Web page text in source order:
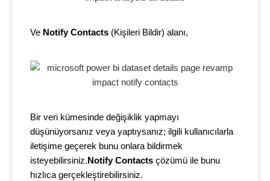
Ve Notify Contacts (Kişileri Bildir) alanı,
Bir veri kümesinde değişiklik yapmayı
düşünüyorsanız veyayaptıysanız; ilgili kullanıcılarla
iletişime geçerek bunu onlara bildirmek
isteyebilirsiniz.Notify Contacts çözümü ile bunu
hızlıca gerçekleştirebilirsiniz.